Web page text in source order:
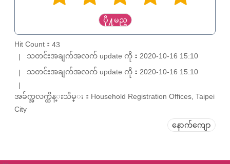
Hit Count： 43
သတင်းအချက်အလက် update ကို：2020-10-16 15:10
သတင်းအချက်အလက် update ကို：2020-10-16 15:10
အခ်က္အလက္ထိန္းသိမ္း：Household Registration Offices, Taipei
City
နောက်ကျော